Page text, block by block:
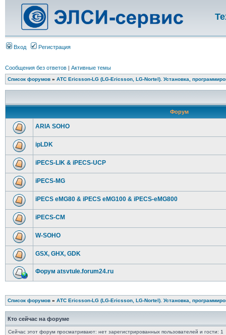
Вход Регистрация
Сообщения без ответов | Активные темы
Список форумов » АТС Ericsson-LG (LG-Ericsson, LG-Nortel). Установка,
Форум
ARIA SOHO
ipLDK
iPECS-LIK & iPECS-UCP
iPECS-MG
iPECS eMG80 & iPECS eMG100 & iPECS-eMG800
iPECS-CM
W-SOHO
GSX, GHX, GDK
Форум atsvtule.forum24.ru
Список форумов » АТС Ericsson-LG (LG-Ericsson, LG-Nortel). Установка,
Кто сейчас на форуме
Сейчас этот форум просматривают: нет зарегистрированных пользователей и гости: 1